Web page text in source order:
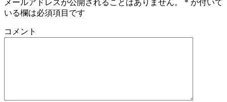
メールアドレスが公開されることはありません。 * が付いて
いる欄は必須項目です
コメント